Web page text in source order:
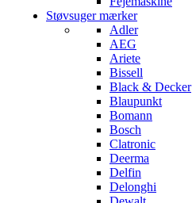
Støvsuger mærker
Adler
AEG
Ariete
Bissell
Black & Decker
Blaupunkt
Bomann
Bosch
Clatronic
Deerma
Delfin
Delonghi